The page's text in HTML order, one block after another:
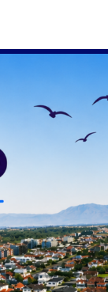
da radio! com -